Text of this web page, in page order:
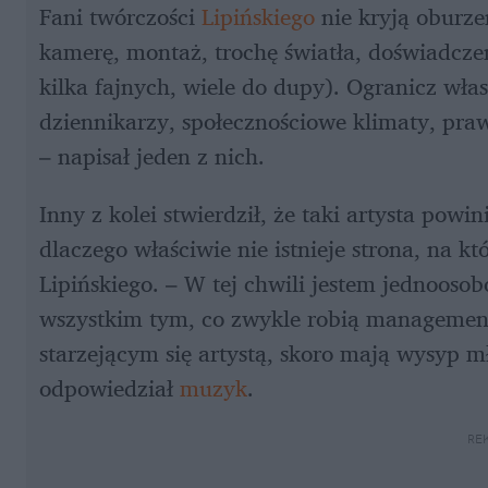
Fani twórczości Lipińskiego nie kryją
kamerę, montaż, trochę światła,
kilka fajnych, wiele do dupy). Ogranicz
dziennikarzy, społecznościowe klimaty,
– napisał jeden z nich.
Inny z kolei stwierdził, że taki artysta
dlaczego właściwie nie istnieje strona, na
Lipińskiego. – W tej chwili jestem
wszystkim tym, co zwykle robią
starzejącym się artystą, skoro mają wysyp
odpowiedział muzyk.